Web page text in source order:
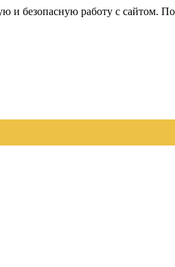
и безопасную работу с сайтом.